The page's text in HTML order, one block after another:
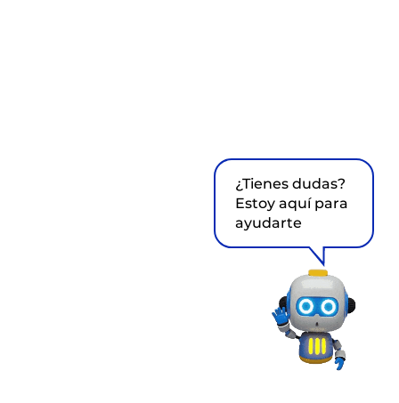
¿Tienes dudas?
Estoy aquí para
ayudarte